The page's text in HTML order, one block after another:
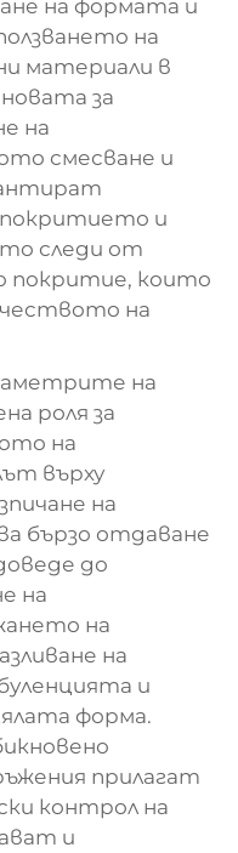
на формата и
на
материали в
за
на
смесване и
покритието и
следи от
покритие, които
на
на
роля за
на
върху
на
бързо отдаване
до
на
на
на
и
форма.
прилагат
контрол на
и